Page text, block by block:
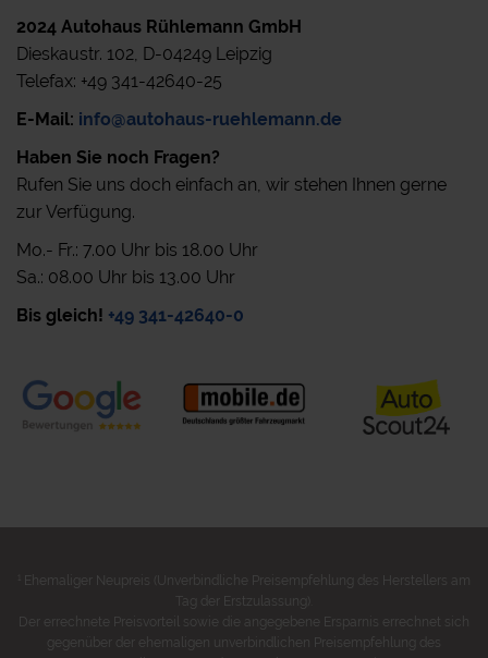
2024 Autohaus Rühlemann GmbH
Dieskaustr. 102, D-04249 Leipzig
Telefax: +49 341-42640-25
E-Mail: info@autohaus-ruehlemann.de
Haben Sie noch Fragen?
Rufen Sie uns doch einfach an, wir stehen Ihnen gerne
zur Verfügung.
Mo.- Fr.: 7.00 Uhr bis 18.00 Uhr
Sa.: 08.00 Uhr bis 13.00 Uhr
Bis gleich! +49 341-42640-0
Ehemaliger Neupreis (Unverbindliche Preisempfehlung des Herstellers am
Tag der Erstzulassung).
Der errechnete Preisvorteil sowie die angegebene Ersparnis errechnet sich
gegenüber der ehemaligen unverbindlichen Preisempfehlung des